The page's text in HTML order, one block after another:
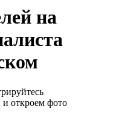
на
откроем фото